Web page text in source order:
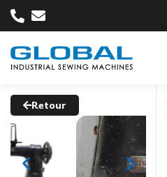
Retour